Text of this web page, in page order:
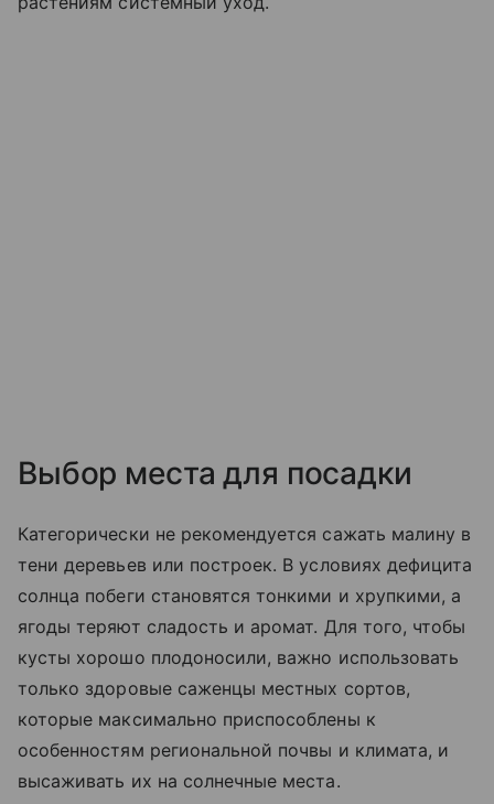
Выбор места для посадки
Категорически не рекомендуется сажать малину в
тени деревьев или построек. В условиях дефицита
солнца побеги становятся тонкими и хрупкими, а
ягоды теряют сладость и аромат. Для того, чтобы
кусты хорошо плодоносили, важно использовать
только здоровые саженцы местных сортов,
которые максимально приспособлены к
особенностям региональной почвы и климата, и
высаживать их на солнечные места.